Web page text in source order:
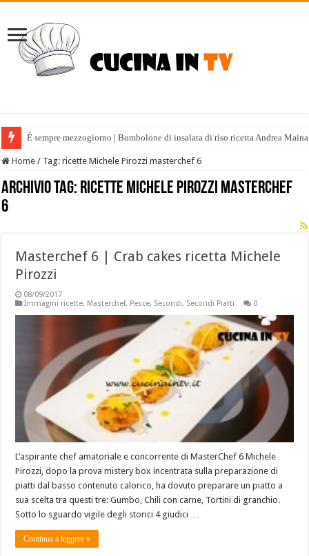
È sempre mezzogiorno | Bombolone di insalata di riso ricetta Andrea
Home / Tag:ricette Michele Pirozzi masterchef 6
Archivio tag: ricette Michele Pirozzi masterchef
6
Masterchef 6 | Crab cakes ricetta Michele
Pirozzi
08/09/2017
Immagini ricette, Masterchef, Pesce, Secondi, Secondi Piatti 0
L’aspirante chef amatoriale e concorrente di MasterChef 6 Michele
Pirozzi, dopo la prova mistery box incentrata sulla preparazione di
piatti dal basso contenuto calorico, ha dovuto preparare un piatto a
sua scelta tra questi tre: Gumbo, Chili con carne, Tortini di granchio.
Sotto lo sguardo vigile degli storici 4 giudici …
Continua a leggere »